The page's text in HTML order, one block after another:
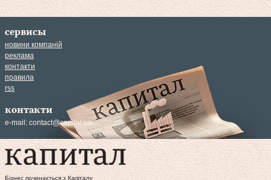
сервисы
новини компаній
реклама
контакти
правила
rss
контакти
e-mail: contact@capital.ua
Бізнес починається з Капіталу